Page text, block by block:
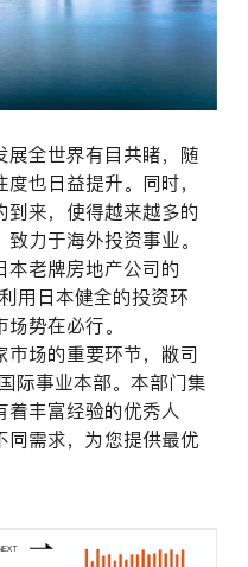
展全世界有目共睹，随
也日益提升。同时，
来，使得越来越多的
力于海外投资事业。
老牌房地产公司的
用日本健全的投资环
势在必行。
场的重要环节，敝司
际事业本部。本部门集
着丰富经验的优秀人
同需求，为您提供最优